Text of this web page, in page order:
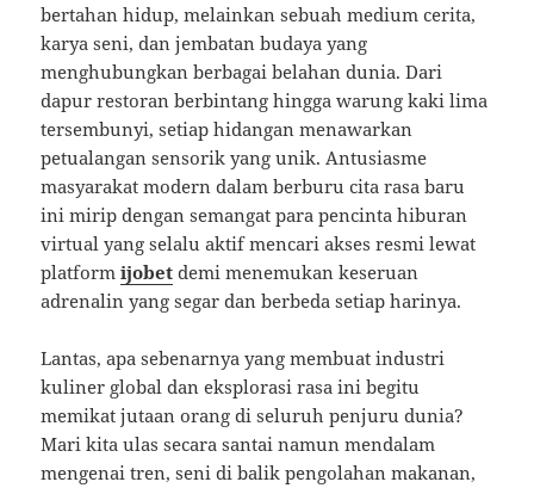
bertahan hidup, melainkan sebuah medium cerita,
karya seni, dan jembatan budaya yang
menghubungkan berbagai belahan dunia. Dari
dapur restoran berbintang hingga warung kaki lima
tersembunyi, setiap hidangan menawarkan
petualangan sensorik yang unik. Antusiasme
masyarakat modern dalam berburu cita rasa baru
ini mirip dengan semangat para pencinta hiburan
virtual yang selalu aktif mencari akses resmi lewat
platformijobet demi menemukan keseruan
adrenalin yang segar dan berbeda setiap harinya.
Lantas, apa sebenarnya yang membuat industri
kuliner global dan eksplorasi rasa ini begitu
memikat jutaan orang di seluruh penjuru dunia?
Mari kita ulas secara santai namun mendalam
mengenai tren, seni di balik pengolahan makanan,